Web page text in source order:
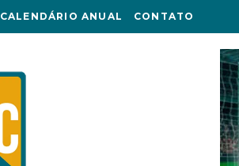
CALENDÁRIO ANUAL CONTATO